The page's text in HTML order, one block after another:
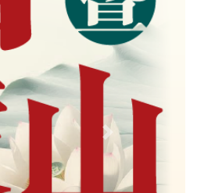
Next slide